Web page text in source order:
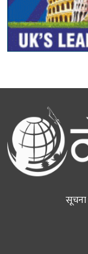
सूचना